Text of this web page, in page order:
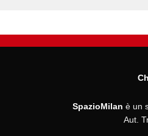
SpazioMilan è un
Aut.